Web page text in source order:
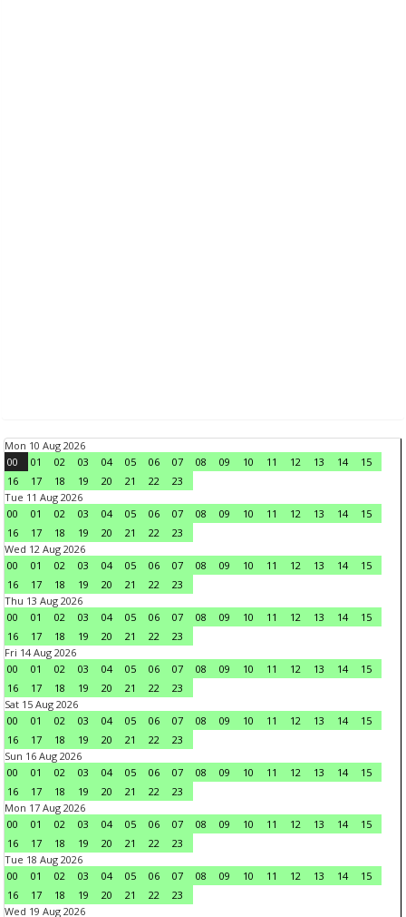
Mon 10 Aug 2026
00
01 02 03 04 05 06 07 08 09 10 11 12 13 14
15
16
17 18 19 20 21 22
23
Tue 11 Aug 2026
00
01 02 03 04 05 06 07 08 09 10 11 12 13 14
15
16
17 18 19 20 21 22
23
Wed 12 Aug 2026
00
01 02 03 04 05 06 07 08 09 10 11 12 13 14
15
16
17 18 19 20 21 22
23
Thu 13 Aug 2026
00
01 02 03 04 05 06 07 08 09 10 11 12 13 14
15
16
17 18 19 20 21 22
23
Fri 14 Aug 2026
00
01 02 03 04 05 06 07 08 09 10 11 12 13 14
15
16
17 18 19 20 21 22
23
Sat 15 Aug 2026
00
01 02 03 04 05 06 07 08 09 10 11 12 13 14
15
16
17 18 19 20 21 22
23
Sun 16 Aug 2026
00
01 02 03 04 05 06 07 08 09 10 11 12 13 14
15
16
17 18 19 20 21 22
23
Mon 17 Aug 2026
00
01 02 03 04 05 06 07 08 09 10 11 12 13 14
15
16
17 18 19 20 21 22
23
Tue 18 Aug 2026
00
01 02 03 04 05 06 07 08 09 10 11 12 13 14
15
16
17 18 19 20 21 22
23
Wed 19 Aug 2026